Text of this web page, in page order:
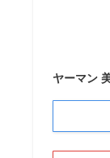
ヤーマン